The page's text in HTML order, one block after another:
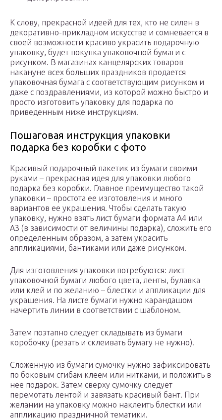
К слову, прекрасной идеей для тех, кто не силен в
декоративно-прикладном искусстве и сомневается в
своей возможности красиво украсить подарочную
упаковку, будет покупка упаковочной бумаги с
рисунком. В магазинах канцелярских товаров
накануне всех больших праздников продается
упаковочная бумага с соответствующим рисунком и
даже с поздравлениями, из которой можно быстро и
просто изготовить упаковку для подарка по
приведенным ниже инструкциям.
Пошаговая инструкция упаковки
подарка без коробки с фото
Красивый подарочный пакетик из бумаги своими
руками – прекрасная идея для упаковки любого
подарка без коробки. Главное преимущество такой
упаковки – простота ее изготовления и много
вариантов ее украшения. Чтобы сделать такую
упаковку, нужно взять лист бумаги формата А4 или
А3 (в зависимости от величины подарка), сложить его
определенным образом, а затем украсить
аппликациями, бантиками или даже рисунком.
Для изготовления упаковки потребуются: лист
упаковочной бумаги любого цвета, ленты, булавка
или клей и по желанию – блестки и аппликации для
украшения. На листе бумаги нужно карандашом
начертить линии в соответствии с шаблоном.
Затем поэтапно следует складывать из бумаги
коробочку (резать и склеивать бумагу не нужно).
Сложенную из бумаги сумочку нужно зафиксировать
по боковым сгибам клеем или нитками, и положить в
нее подарок. Затем сверху сумочку следует
перемотать лентой и завязать красивый бант. При
желании на упаковку можно наклеить блестки или
аппликацию праздничной тематики.